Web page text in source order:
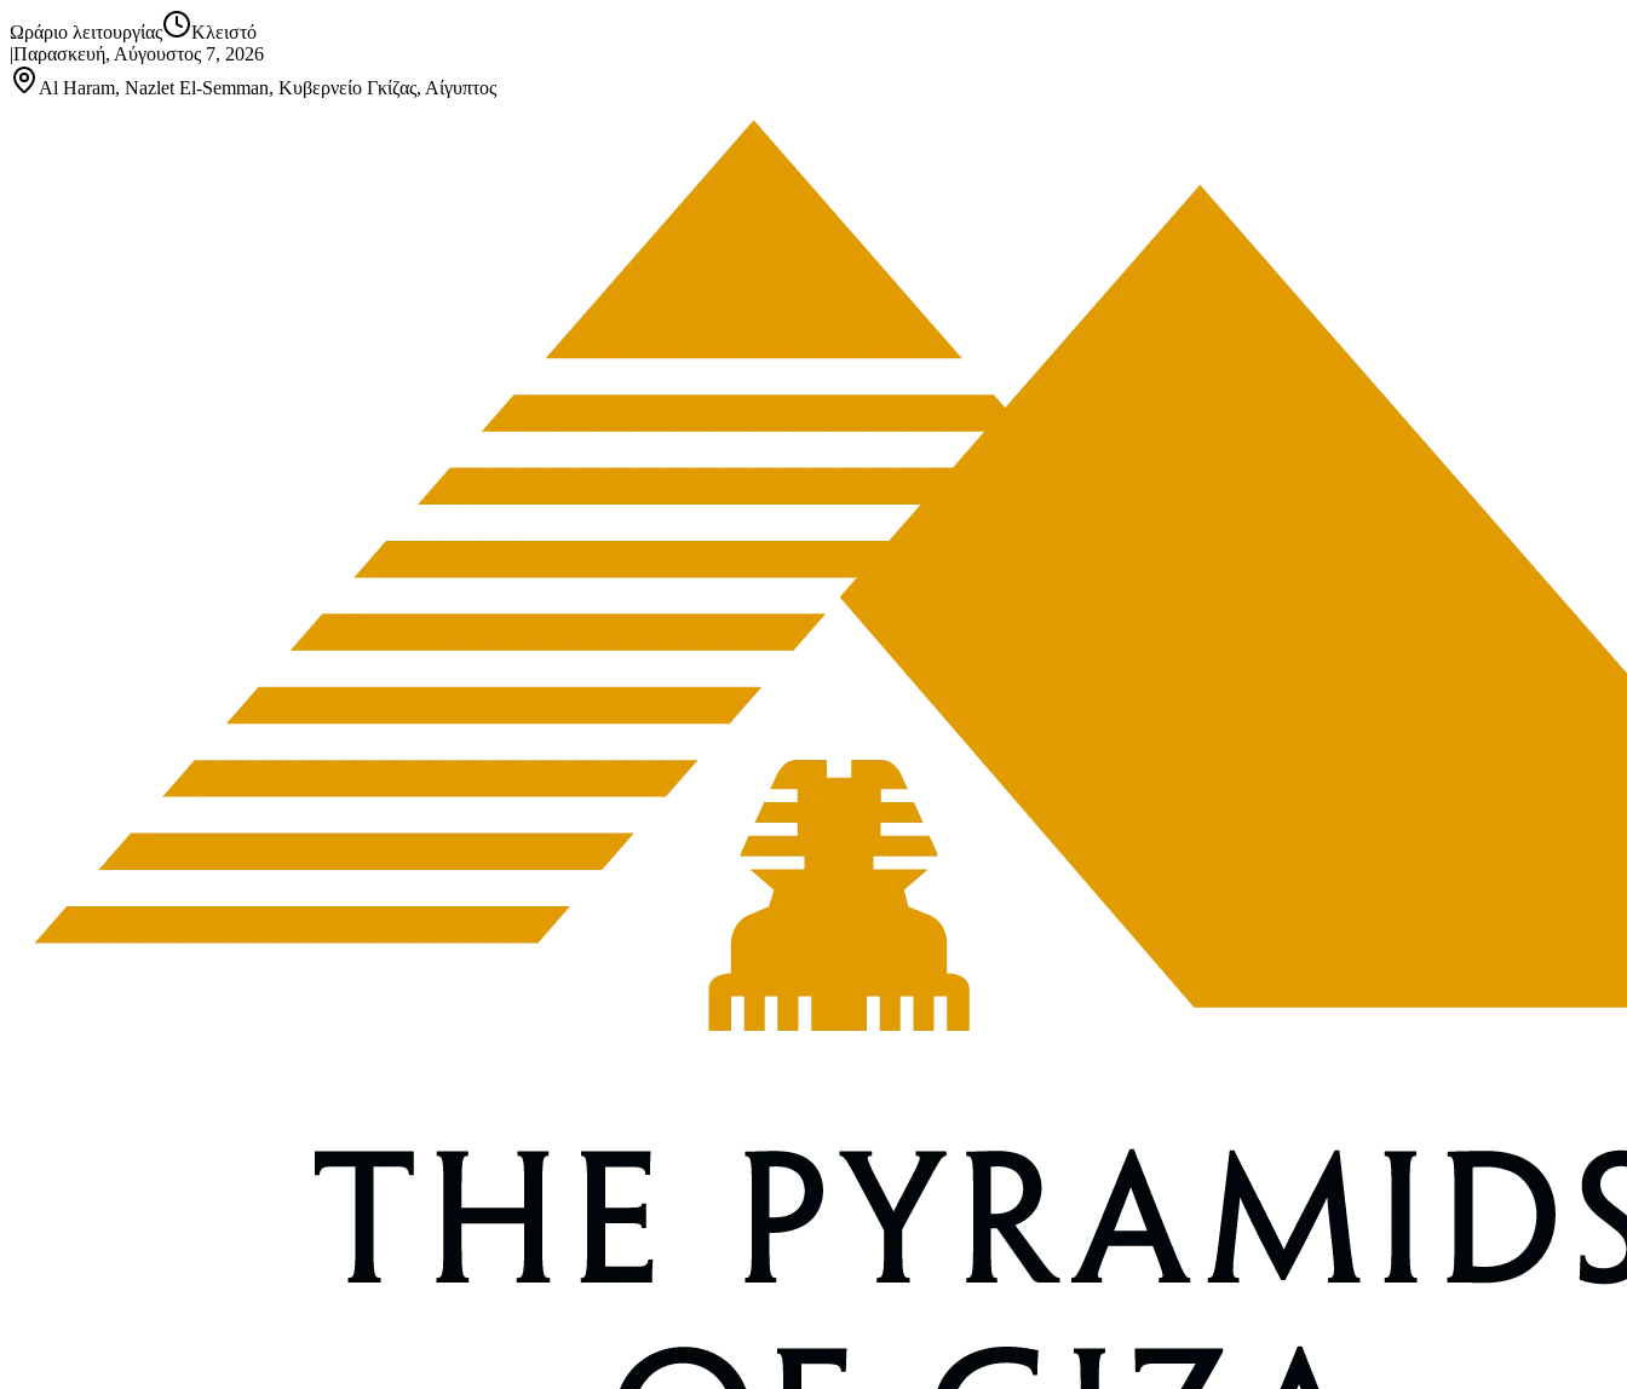
Ωράριο λειτουργίας
Κλειστό
|Παρασκευή, Αύγουστος 7, 2026
Al Haram, Nazlet El-Semman, Κυβερνείο Γκίζας, Αίγυπτος